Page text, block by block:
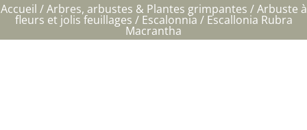
Accueil /Arbres, arbustes & Plantes grimpantes /Arbuste à
fleurs et jolis feuillages / Escalonnia / Escallonia Rubra
Macrantha